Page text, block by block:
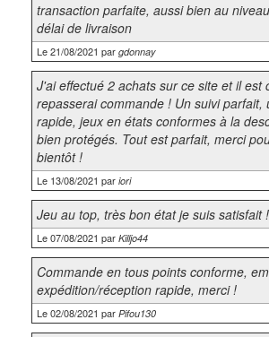
transaction parfaite, aussi bien au
délai de livraison
Le 21/08/2021 par gdonnay
J'ai effectué 2 achats sur ce site et il est
repasserai commande ! Un suivi parfait,
rapide, jeux en états conformes à la
bien protégés. Tout est parfait, merci
bientôt !
Le 13/08/2021 par iori
Jeu au top, très bon état je suis satisfait !
Le 07/08/2021 par Killjo44
Commande en tous points conforme,
expédition/réception rapide, merci !
Le 02/08/2021 par Pifou130